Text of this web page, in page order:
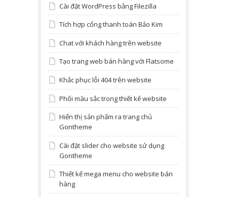
Cài đặt WordPress bằng Filezilla
Tích hợp cổng thanh toán Bảo Kim
Chat với khách hàng trên website
Tạo trang web bán hàng với Flatsome
Khắc phục lỗi 404 trên website
Phối màu sắc trong thiết kế website
Hiển thị sản phẩm ra trang chủ
Gontheme
Cài đặt slider cho website sử dụng
Gontheme
Thiết kế mega menu cho website bán
hàng